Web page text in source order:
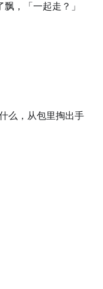
，「一起走？」
么，从包里掏出手